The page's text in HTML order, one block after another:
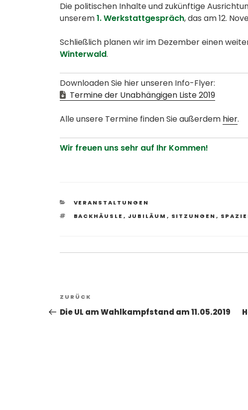
Die politischen Inhalte und zukünftige
unserem1. Werkstattgespräch, das am 12.
Schließlich planen wir im Dezember einen
Winterwald.
Downloaden Sie hier unseren Info-Flyer:
Termine der Unabhängigen Liste 2019
Alle unsere Termine finden Sie außerdem hier.
Wir freuen uns sehr auf Ihr Kommen!
KATEGORIEN
VERANSTALTUNGEN
SCHLAGWÖRTER
BACKHÄUSLE , JUBILÄUM , SITZUNGEN,
Beitragsnavigation
Vorheriger
Beitrag
ZURÜCK
Die UL am Wahlkampfstand am 11.05.2019